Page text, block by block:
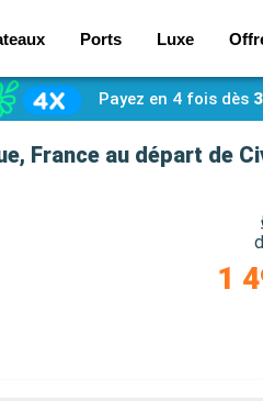
Ports Luxe
Payez en 4 fois dès
France au départ de
1